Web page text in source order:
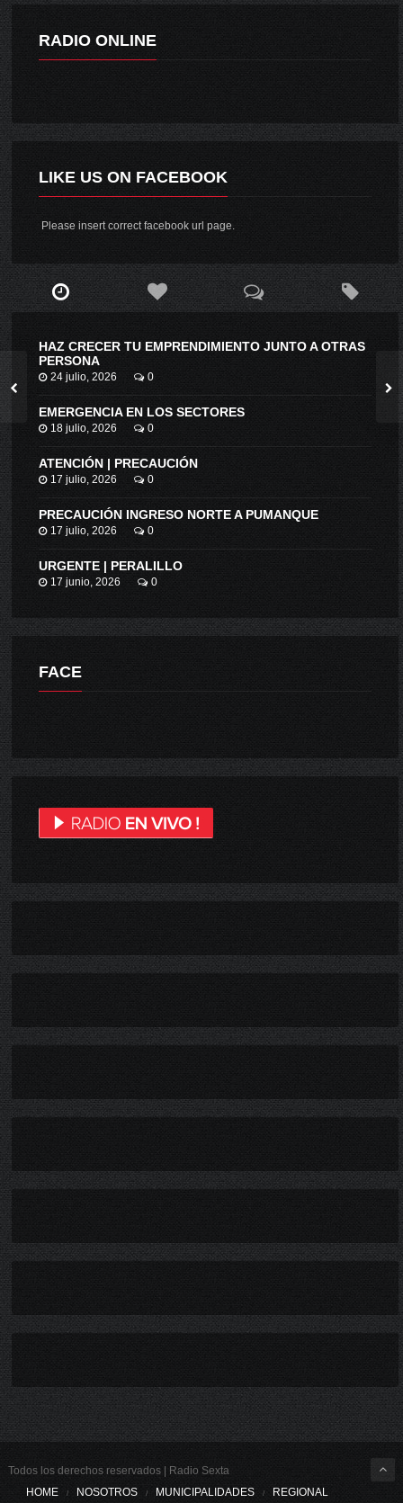
RADIO ONLINE
LIKE US ON FACEBOOK
Please insert correct facebook url page.
HAZ CRECER TU EMPRENDIMIENTO JUNTO A OTRAS
PERSONA
24 julio, 2026 0
EMERGENCIA EN LOS SECTORES
18 julio, 2026 0
ATENCIÓN | PRECAUCIÓN
17 julio, 2026 0
PRECAUCIÓN INGRESO NORTE A PUMANQUE
17 julio, 2026 0
URGENTE | PERALILLO
17 junio, 2026 0
FACE
Todos los derechos reservados | Radio Sexta
HOME
NOSOTROS MUNICIPALIDADES REGIONAL